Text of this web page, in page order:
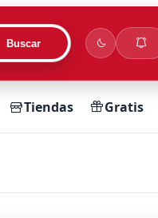
Buscar
Tiendas Gratis